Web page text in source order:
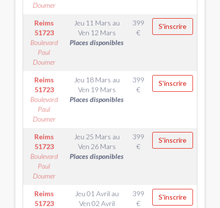
Doumer
Reims
51723
Boulevard
Paul
Doumer
Jeu 11 Mars au
Ven 12 Mars
Places disponibles
399
€
S'inscrire
Reims
51723
Boulevard
Paul
Doumer
Jeu 18 Mars au
Ven 19 Mars
Places disponibles
399
€
S'inscrire
Reims
51723
Boulevard
Paul
Doumer
Jeu 25 Mars au
Ven 26 Mars
Places disponibles
399
€
S'inscrire
Reims
51723
Jeu 01 Avril au
Ven 02 Avril
399
€
S'inscrire